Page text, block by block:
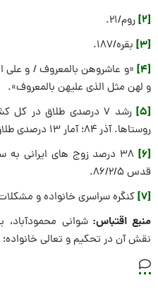
[2] روم/۲۱.
[3] بقره/۱۸۷.
[4]
«و عاشروهن بالمعروف / و علی
و لهن مثل الذی علیهن بالمعروف».
[5]
روستاها. آذر ۸۴؛ آمار ۱۳ درصدی طلاق در سال ۸۶.
[6]
۳۸ درصد زوج های ایرانی
قدس 86/2/5.
[7] کنگره سراسری خانواده و مشکلات
منبع اقتباس:شوانی محمودآباد،
نقش آن در تحکیم و تعالی خانواده؛